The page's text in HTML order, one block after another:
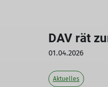
DAV rät
01.04.2026
Aktuelles